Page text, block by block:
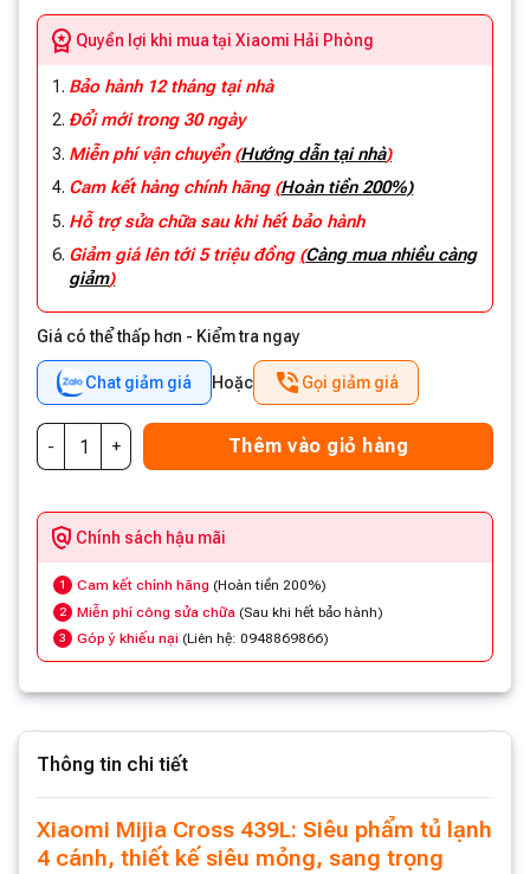
Quyền lợi khi mua tại Xiaomi Hải Phòng
Bảo hành 12 tháng tại nhà
Đổi mới trong 30 ngày
Miễn phí vận chuyển (Hướng dẫn tại nhà)
Cam kết hàng chính hãng (Hoàn tiền 200%)
Hỗ trợ sửa chữa sau khi hết bảo hành
Giảm giá lên tới 5 triệu đồng (Càng mua nhiều càng
giảm)
Giá có thể thấp hơn - Kiểm tra ngay
Chat giảm giá Hoặc Gọi giảm giá
Thêm vào giỏ hàng
Chính sách hậu mãi
1 Cam kết chính hãng (Hoàn tiền 200%)
2 Miễn phí công sửa chữa (Sau khi hết bảo hành)
3 Góp ý khiếu nại (Liên hệ: 0948869866)
Thông tin chi tiết
Xiaomi Mijia Cross 439L: Siêu phẩm tủ lạnh
4 cánh, thiết kế siêu mỏng, sang trọng